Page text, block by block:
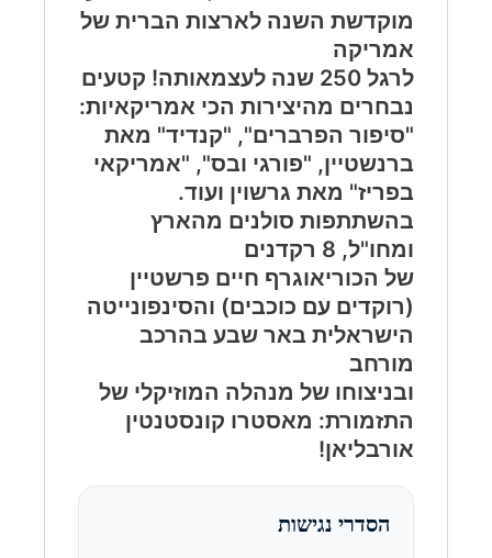
מוקדשת השנה לארצות הברית של
אמריקה
לרגל 250 שנה לעצמאותה! קטעים
נבחרים מהיצירות הכי אמריקאיות:
"סיפור הפרברים", "קנדיד" מאת
ברנשטיין, "פורגי ובס", "אמריקאי
בפריז" מאת גרשוין ועוד.
בהשתתפות סולנים מהארץ
ומחו"ל, 8 רקדנים
של הכוריאוגרף חיים פרשטיין
(רוקדים עם כוכבים) והסינפונייטה
הישראלית באר שבע בהרכב
מורחב
ובניצוחו של מנהלה המוזיקלי של
התזמורת: מאסטרו קונסטנטין
אורבליאן!
הסדרי נגישות